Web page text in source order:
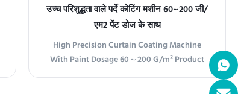
उच्च परिशुद्धता वाले पर्दे कोटिंग मशीन 60~200 जी/
एम2 पेंट डोज के साथ
High Precision Curtain Coating Machine
With Paint Dosage 60～200 G/m² Product
Overview The Curtain Coating Device